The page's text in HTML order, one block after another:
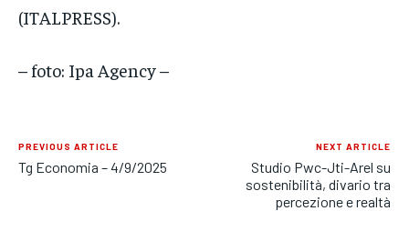
(ITALPRESS).
– foto: Ipa Agency –
PREVIOUS ARTICLE
Tg Economia – 4/9/2025
NEXT ARTICLE
Studio Pwc-Jti-Arel su
sostenibilità, divario tra
percezione e realtà